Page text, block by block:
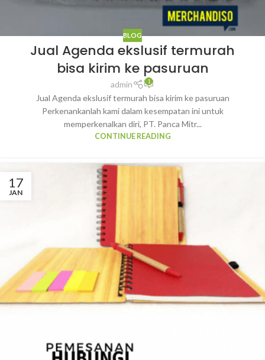
BLOG
Jual Agenda ekslusif termurah
bisa kirim ke pasuruan
admin 1
Jual Agenda ekslusif termurah bisa kirim ke pasuruan
Perkenankanlah kami dalam kesempatan ini untuk
memperkenalkan diri, PT. Panca Mitr...
CONTINUE READING
17
JAN